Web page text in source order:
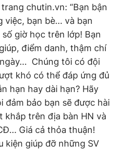
chutin.vn: “Bạn bận
việc, bạn bè... và bạn
giờ học trên lớp! Bạn
điểm danh, thậm chí
Chúng tôi có đội
khó có thể đáp ứng đủ
hạn hay dài hạn? Hãy
đảm bảo bạn sẽ được hài
khắp trên địa bàn HN và
Giá cả thỏa thuận!
kiện giúp đỡ những SV